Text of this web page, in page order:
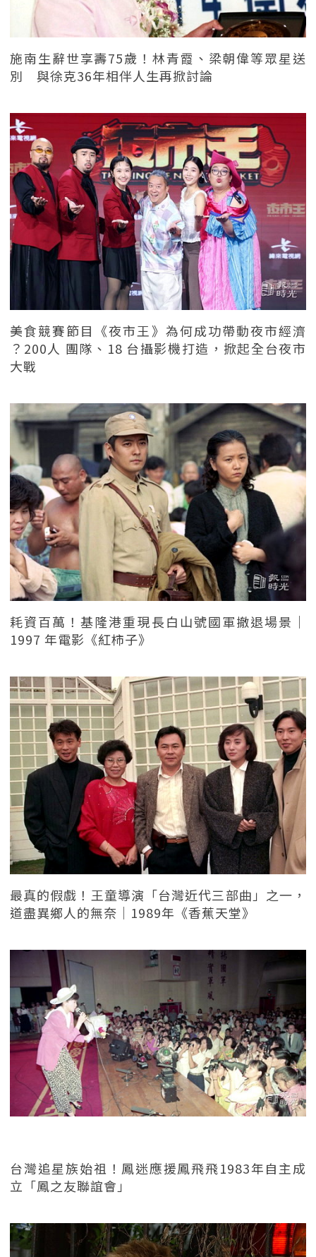
施南生辭世享壽75歲！林青霞、梁朝偉等眾星送
別 與徐克36年相伴人生再掀討論
美食競賽節目《夜市王》為何成功帶動夜市經濟
？200人 團隊、18 台攝影機打造，掀起全台夜市
大戰
耗資百萬！基隆港重現長白山號國軍撤退場景｜
1997 年電影《紅柿子》
最真的假戲！王童導演「台灣近代三部曲」之一，
道盡異鄉人的無奈｜1989年《香蕉天堂》
台灣追星族始祖！鳳迷應援鳳飛飛1983年自主成
立「鳳之友聯誼會」